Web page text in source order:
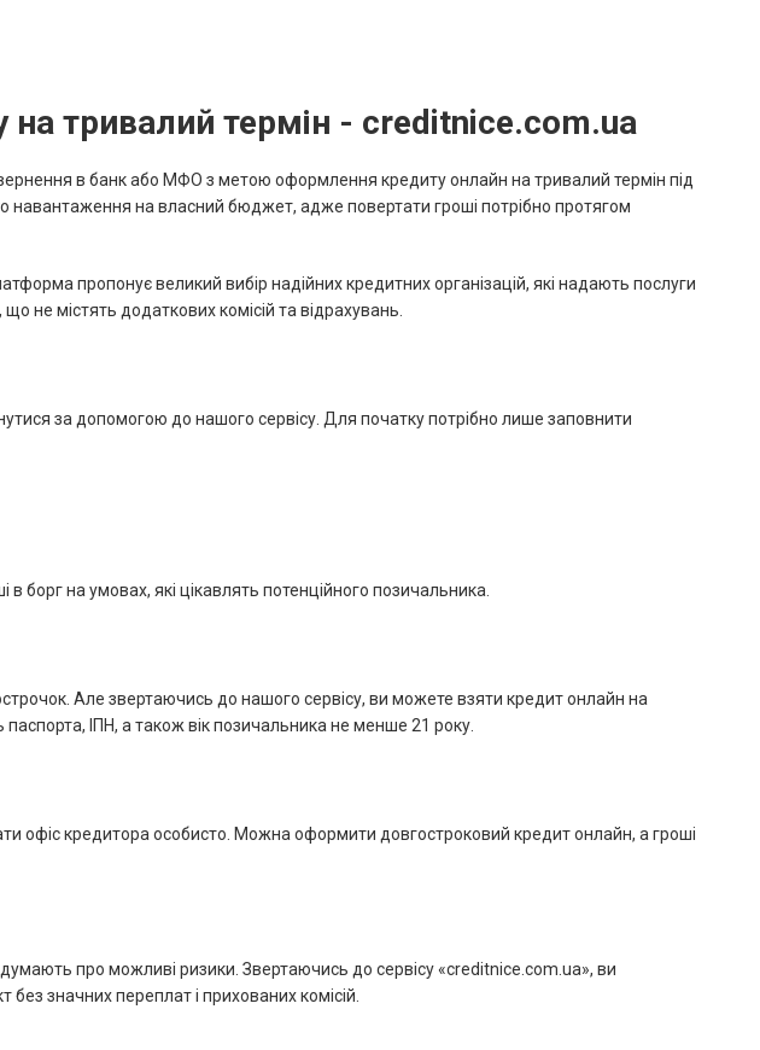
тривалий термін - creditnice.com.ua
в банк або МФО з метою оформлення кредиту онлайн на тривалий термін під
навантаження на власний бюджет, адже повертати гроші потрібно протягом
пропонує великий вибір надійних кредитних організацій, які надають послуги
не містять додаткових комісій та відрахувань.
за допомогою до нашого сервісу. Для початку потрібно лише заповнити
борг на умовах, які цікавлять потенційного позичальника.
Але звертаючись до нашого сервісу, ви можете взяти кредит онлайн на
ІПН, а також вік позичальника не менше 21 року.
офіс кредитора особисто. Можна оформити довгостроковий кредит онлайн, а гроші
про можливі ризики. Звертаючись до сервісу «creditnice.com.ua», ви
значних переплат і прихованих комісій.